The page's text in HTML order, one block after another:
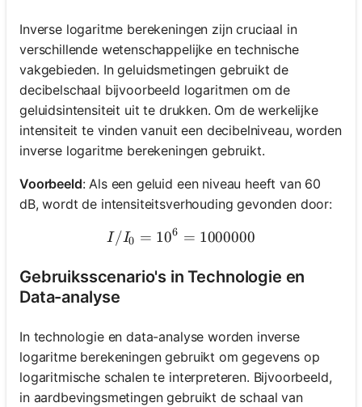
Inverse logaritme berekeningen zijn cruciaal in
verschillende wetenschappelijke en technische
vakgebieden. In geluidsmetingen gebruikt de
decibelschaal bijvoorbeeld logaritmen om de
geluidsintensiteit uit te drukken. Om de werkelijke
intensiteit te vinden vanuit een decibelniveau, worden
inverse logaritme berekeningen gebruikt.
Voorbeeld: Als een geluid een niveau heeft van 60
dB, wordt de intensiteitsverhouding gevonden door:
I/I_0 = 10^{6} = 1000000
I/I0 = 106 = 1000000
Gebruiksscenario's in Technologie en
Data-analyse
In technologie en data-analyse worden inverse
logaritme berekeningen gebruikt om gegevens op
logaritmische schalen te interpreteren. Bijvoorbeeld,
in aardbevingsmetingen gebruikt de schaal van